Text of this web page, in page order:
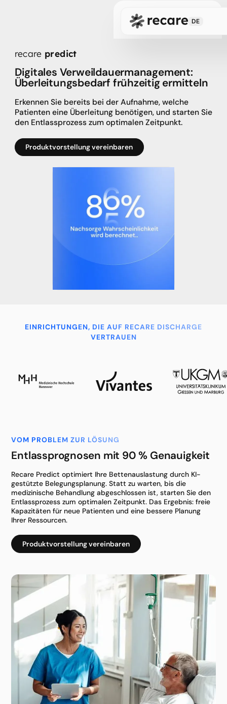
DE
Beratung vereinbaren
recare predict
Digitales Verweildauermanagement:
Überleitungsbedarf frühzeitig ermitteln
Erkennen Sie bereits bei der Aufnahme, welche
Patienten eine Überleitung benötigen, und starten Sie
den Entlassprozess zum optimalen Zeitpunkt.
Produktvorstellung vereinbaren
EINRICHTUNGEN, DIE AUF RECARE DISCHARGE
VERTRAUEN
VOM PROBLEM ZUR LÖSUNG
Entlassprognosen mit 90 % Genauigkeit
Recare Predict optimiert Ihre Bettenauslastung durch KI-
gestützte Belegungsplanung. Statt zu warten, bis die
medizinische Behandlung abgeschlossen ist, starten Sie den
Entlassprozess zum optimalen Zeitpunkt. Das Ergebnis: freie
Kapazitäten für neue Patienten und eine bessere Planung
Ihrer Ressourcen.
Produktvorstellung vereinbaren